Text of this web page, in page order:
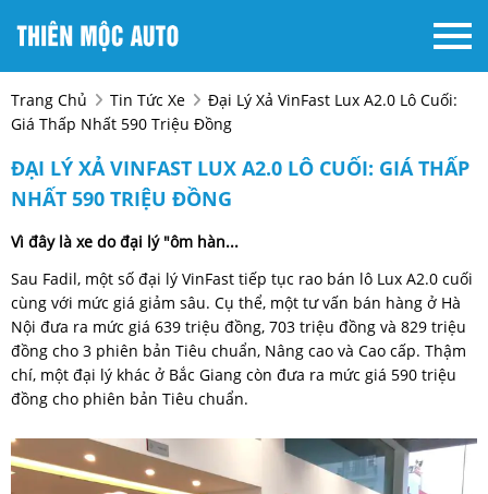
Trang Chủ Tin Tức Xe
Đại Lý Xả VinFast Lux A2.0 Lô Cuối:
Giá Thấp Nhất 590 Triệu Đồng
ĐẠI LÝ XẢ VINFAST LUX A2.0 LÔ CUỐI: GIÁ THẤP
NHẤT 590 TRIỆU ĐỒNG
Vì đây là xe do đại lý "ôm hàn...
Sau Fadil, một số đại lý VinFast tiếp tục rao bán lô Lux A2.0 cuối
cùng với mức giá giảm sâu. Cụ thể, một tư vấn bán hàng ở Hà
Nội đưa ra mức giá 639 triệu đồng, 703 triệu đồng và 829 triệu
đồng cho 3 phiên bản Tiêu chuẩn, Nâng cao và Cao cấp. Thậm
chí, một đại lý khác ở Bắc Giang còn đưa ra mức giá 590 triệu
đồng cho phiên bản Tiêu chuẩn.